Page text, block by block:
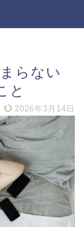
らない
と
2026年3月14日